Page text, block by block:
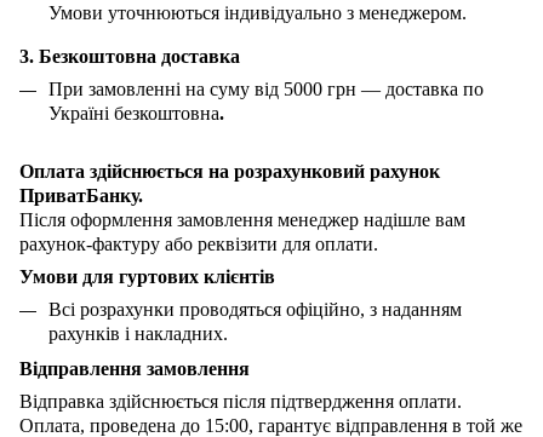
Умови уточнюються індивідуально з менеджером.
3. Безкоштовна доставка
При замовленні на суму від 5000 грн — доставка по
Україні безкоштовна.
Оплата здійснюється на розрахунковий рахунок
ПриватБанку.
Після оформлення замовлення менеджер надішле вам
рахунок-фактуру або реквізити для оплати.
Умови для гуртових клієнтів
Всі розрахунки проводяться офіційно, з наданням
рахунків і накладних.
Відправлення замовлення
Відправка здійснюється після підтвердження оплати.
Оплата, проведена до 15:00, гарантує відправлення в той же